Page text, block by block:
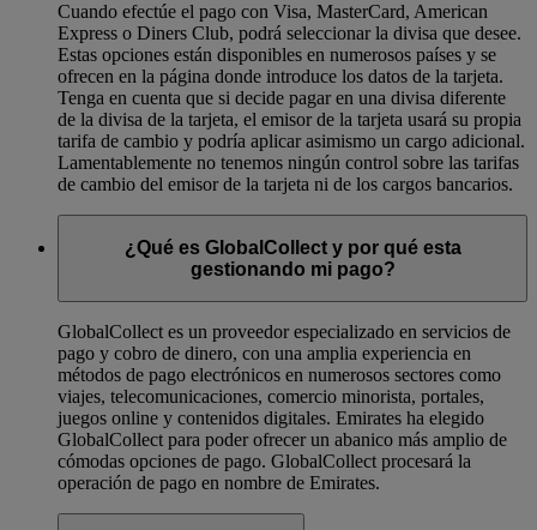
Cuando efectúe el pago con Visa, MasterCard, American
Express o Diners Club, podrá seleccionar la divisa que desee.
Estas opciones están disponibles en numerosos países y se
ofrecen en la página donde introduce los datos de la tarjeta.
Tenga en cuenta que si decide pagar en una divisa diferente
de la divisa de la tarjeta, el emisor de la tarjeta usará su propia
tarifa de cambio y podría aplicar asimismo un cargo adicional.
Lamentablemente no tenemos ningún control sobre las tarifas
de cambio del emisor de la tarjeta ni de los cargos bancarios.
¿Qué es GlobalCollect y por qué esta
gestionando mi pago?
GlobalCollect es un proveedor especializado en servicios de
pago y cobro de dinero, con una amplia experiencia en
métodos de pago electrónicos en numerosos sectores como
viajes, telecomunicaciones, comercio minorista, portales,
juegos online y contenidos digitales. Emirates ha elegido
GlobalCollect para poder ofrecer un abanico más amplio de
cómodas opciones de pago. GlobalCollect procesará la
operación de pago en nombre de Emirates.